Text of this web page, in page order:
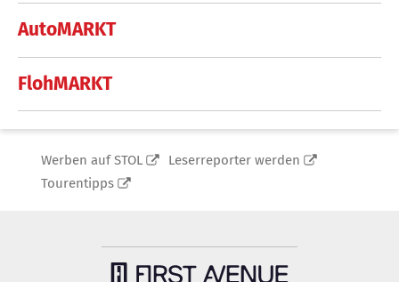
AutoMARKT
FlohMARKT
Werben auf STOL
Leserreporter werden
Tourentipps